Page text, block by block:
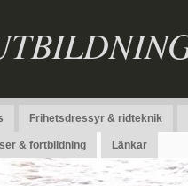
Frihetsdressyr & ridteknik
& fortbildning Länkar